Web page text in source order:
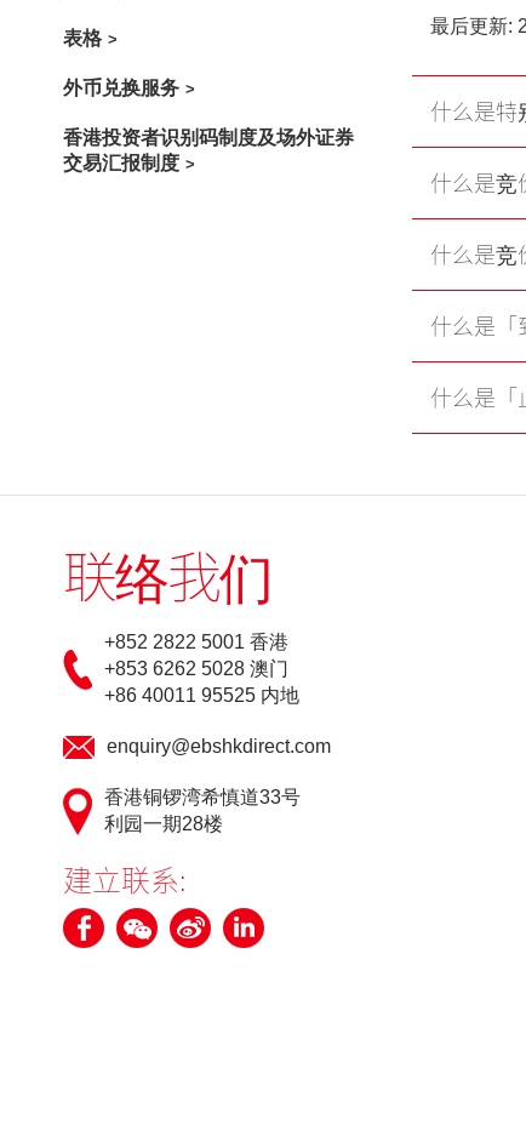
表格
外币兑换服务
香港投资者识别码制度及场外证券
交易汇报制度
最后更新:
什么是特
什么是竞
什么是竞
什么是「
什么是「
联络我们
+852 2822 5001 香港
+853 6262 5028 澳门
+86 40011 95525 内地
enquiry@ebshkdirect.com
香港铜锣湾希慎道33号
利园一期28楼
建立联系: